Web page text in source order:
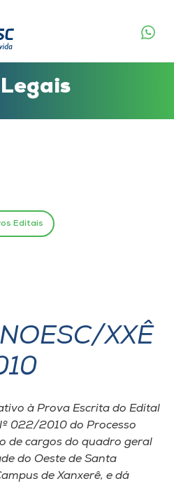
Editais
XXÊ
à Prova Escrita do Edital
022/2010 do Processo
de cargos do quadro geral
do Oeste de Santa
de Xanxerê, e dá